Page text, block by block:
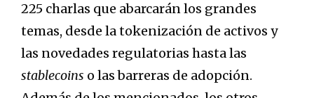
225 charlas que abarcarán los grandes
temas, desde la tokenización de activos y
las novedades regulatorias hasta las
stablecoins o las barreras de adopción.